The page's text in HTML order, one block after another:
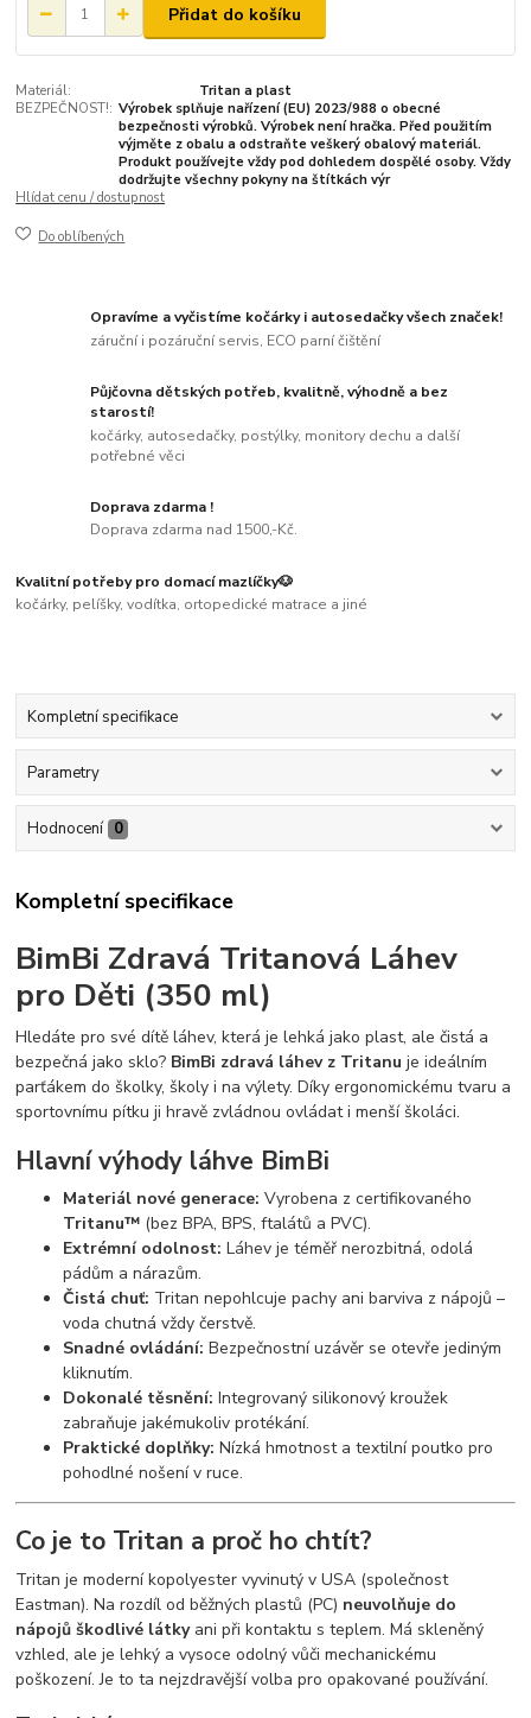
Přidat do košíku
Materiál:
Tritan a plast
BEZPEČNOST!: Výrobek splňuje nařízení (EU) 2023/988 o obecné
bezpečnosti výrobků. Výrobek není hračka. Před použitím
výjměte z obalu a odstraňte veškerý obalový materiál.
Produkt používejte vždy pod dohledem dospělé osoby. Vždy
dodržujte všechny pokyny na štítkách výr
Hlídat cenu / dostupnost
Do oblíbených
Opravíme a vyčistíme kočárky i autosedačky všech značek!
záruční i pozáruční servis, ECO parní čištění
Půjčovna dětských potřeb, kvalitně, výhodně a bez
starostí!
kočárky, autosedačky, postýlky, monitory dechu a další
potřebné věci
Doprava zdarma !
Doprava zdarma nad 1500,-Kč.
Kvalitní potřeby pro domací mazlíčky🐶
kočárky, pelíšky, vodítka, ortopedické matrace a jiné
Kompletní specifikace
Parametry
Hodnocení 0
Kompletní specifikace
BimBi Zdravá Tritanová Láhev
pro Děti (350 ml)
Hledáte pro své dítě láhev, která je lehká jako plast, ale čistá a
bezpečná jako sklo? BimBi zdravá láhev z Tritanu je ideálním
parťákem do školky, školy i na výlety. Díky ergonomickému tvaru a
sportovnímu pítku ji hravě zvládnou ovládat i menší školáci.
Hlavní výhody láhve BimBi
Materiál nové generace: Vyrobena z certifikovaného
Tritanu™ (bez BPA, BPS, ftalátů a PVC).
Extrémní odolnost: Láhev je téměř nerozbitná, odolá
pádům a nárazům.
Čistá chuť: Tritan nepohlcuje pachy ani barviva z nápojů –
voda chutná vždy čerstvě.
Snadné ovládání: Bezpečnostní uzávěr se otevře jediným
kliknutím.
Dokonalé těsnění: Integrovaný silikonový kroužek
zabraňuje jakémukoliv protékání.
Praktické doplňky: Nízká hmotnost a textilní poutko pro
pohodlné nošení v ruce.
Co je to Tritan a proč ho chtít?
Tritan je moderní kopolyester vyvinutý v USA (společnost
Eastman). Na rozdíl od běžných plastů (PC) neuvolňuje do
nápojů škodlivé látkyani při kontaktu s teplem. Má skleněný
vzhled, ale je lehký a vysoce odolný vůči mechanickému
poškození. Je to ta nejzdravější volba pro opakované používání.